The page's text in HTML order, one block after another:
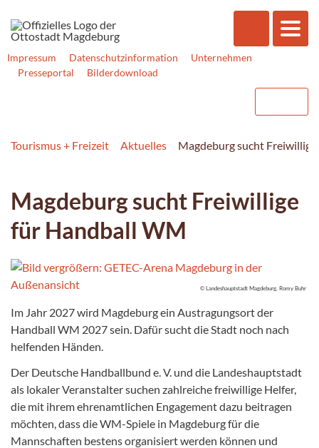
Impressum Datenschutzinformation
Unternehmen
Presseportal
Bilderdownload
Tourismus + Freizeit Aktuelles Magdeburg sucht
Magdeburg sucht Freiwillige
für Handball WM
© Landeshauptstadt Magdeburg, Romy Buhr
Im Jahr 2027 wird Magdeburg ein Austragungsort der
Handball WM 2027 sein. Dafür sucht die Stadt noch nach
helfenden Händen.
Der Deutsche Handballbund e. V. und die Landeshauptstadt
als lokaler Veranstalter suchen zahlreiche freiwillige Helfer,
die mit ihrem ehrenamtlichen Engagement dazu beitragen
möchten, dass die WM-Spiele in Magdeburg für die
Mannschaften bestens organisiert werden können und